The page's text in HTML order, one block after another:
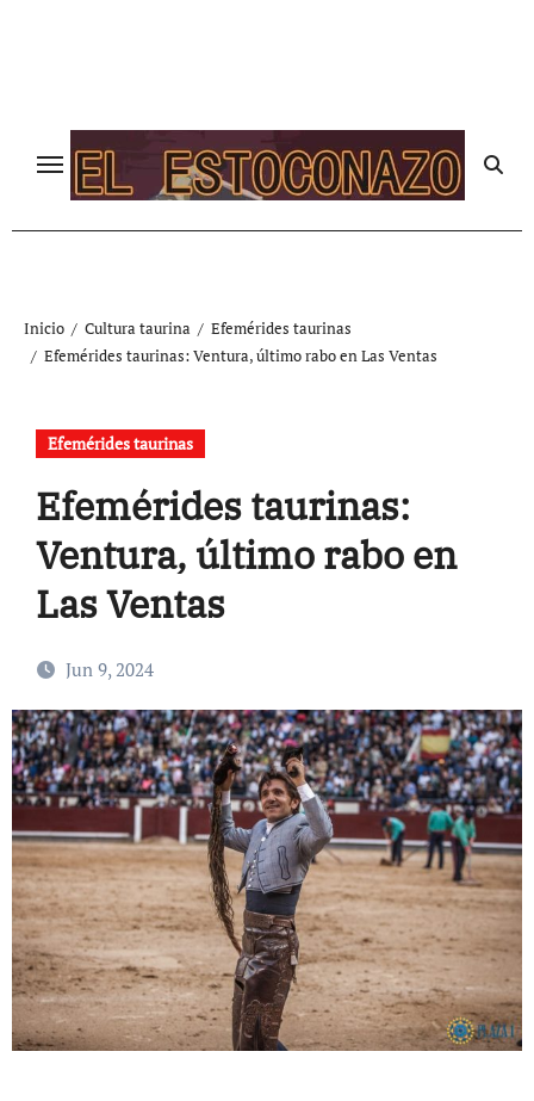
Inicio Cultura taurina
Efemérides taurinas
Efemérides taurinas: Ventura, último rabo en Las Ventas
Efemérides taurinas
Efemérides taurinas:
Ventura, último rabo en
Las Ventas
Jun 9, 2024